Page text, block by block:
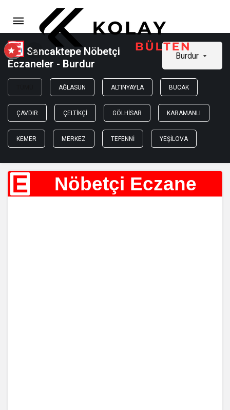
Sancaktepe Nöbetçi
Eczaneler - Burdur
Burdur
AĞLASUN ALTINYAYLA BUCAK
ÇAVDIR ÇELTIKÇI GÖLHISAR KARAMANLI
KEMER MERKEZ TEFENNI YEŞILOVA
E Nöbetçi Eczane